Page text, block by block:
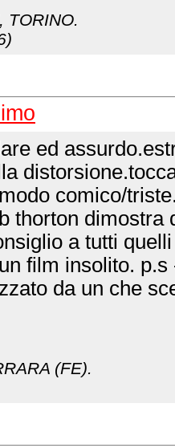
TORINO.
ed
comico/
thorton dimostra
a tutti
film insolito.
da un che
(FE).